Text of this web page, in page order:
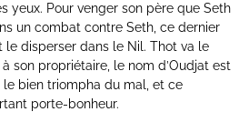
yeux. Pour venger son père que Seth
un combat contre Seth, ce dernier
disperser dans le Nil. Thot va le
son propriétaire, le nom d’Oudjat est
le bien triompha du mal, et ce
porte-bonheur.